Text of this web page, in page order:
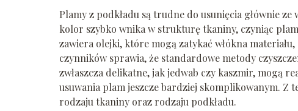
Plamy z podkładu są trudne do usunięcia głównie
kolor szybko wnika w strukturę tkaniny, czyniąc
zawiera olejki, które mogą zatykać włókna
czynników sprawia, że standardowe metody
zwłaszcza delikatne, jak jedwab czy kaszmir, mogą
usuwania plam jeszcze bardziej skomplikowanym. Z
rodzaju tkaniny oraz rodzaju podkładu.